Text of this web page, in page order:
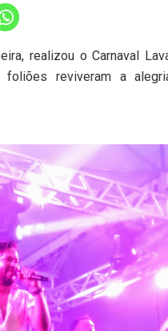
realizou o Carnaval
reviveram a